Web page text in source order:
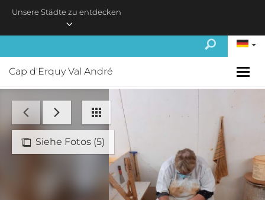
Unsere Städte zu entdecken
Cap d'Erquy Val André
Siehe Fotos (5)